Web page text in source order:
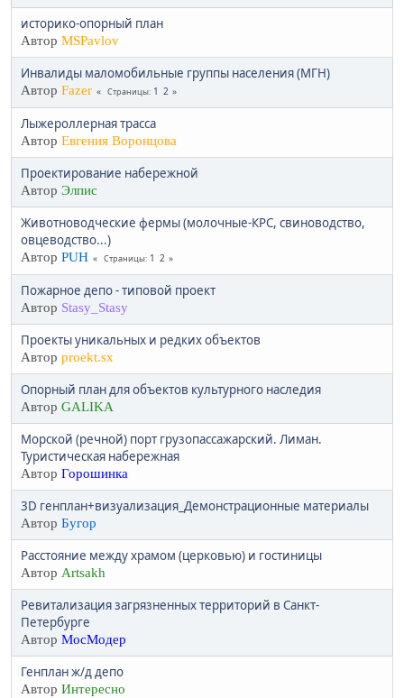
историко-опорный план
Автор MSPavlov
Инвалиды маломобильные группы населения (МГН)
Автор Fazer Страницы 1 2
Лыжероллерная трасса
Автор Евгения Воронцова
Проектирование набережной
Автор Элпис
Животноводческие фермы (молочные-КРС, свиноводство,
овцеводство...)
Автор PUH Страницы 1 2
Пожарное депо - типовой проект
Автор Stasy_Stasy
Проекты уникальных и редких объектов
Автор proekt.sx
Опорный план для объектов культурного наследия
Автор GALIKA
Морской (речной) порт грузопассажарский. Лиман.
Туристическая набережная
Автор Горошинка
3D генплан+визуализация_Демонстрационные материалы
Автор Бугор
Расстояние между храмом (церковью) и гостиницы
Автор Artsakh
Ревитализация загрязненных территорий в Санкт-
Петербурге
Автор МосМодер
Генплан ж/д депо
Автор Интересно